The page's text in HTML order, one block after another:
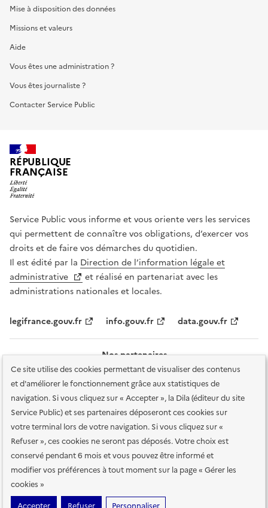
Ce site utilise des cookies permettant de visualiser des contenus
et d'améliorer le fonctionnement grâce aux statistiques de
navigation. Si vous cliquez sur « Accepter », la Dila (éditeur du site
Service Public) et ses partenaires déposeront ces cookies sur
votre terminal lors de votre navigation. Si vous cliquez sur «
Refuser », ces cookies ne seront pas déposés. Votre choix est
conservé pendant 6 mois et vous pouvez être informé et
modifier vos préférences à tout moment sur la page « Gérer les
cookies »
Mise à disposition des données
Missions et valeurs
Aide
Vous êtes une administration ?
Vous êtes journaliste ?
Contacter Service Public
RÉPUBLIQUE
FRANÇAISE
Service Public vous informe et vous oriente vers les services
qui permettent de connaître vos obligations, d’exercer vos
droits et de faire vos démarches du quotidien.
Il est édité par la Direction de l’information légale et
administrative
et réalisé en partenariat avec les
administrations nationales et locales.
legifrance.gouv.fr info.gouv.fr data.gouv.fr
Nos partenaires
Plan du site Accessibilité : totalement conforme
Accessibilité des
services en ligne Mentions légales Données personnelles et sécurité
Conditions générales d'utilisation Gestion des cookies
Sauf mention contraire, tous les contenus de ce site sont sous